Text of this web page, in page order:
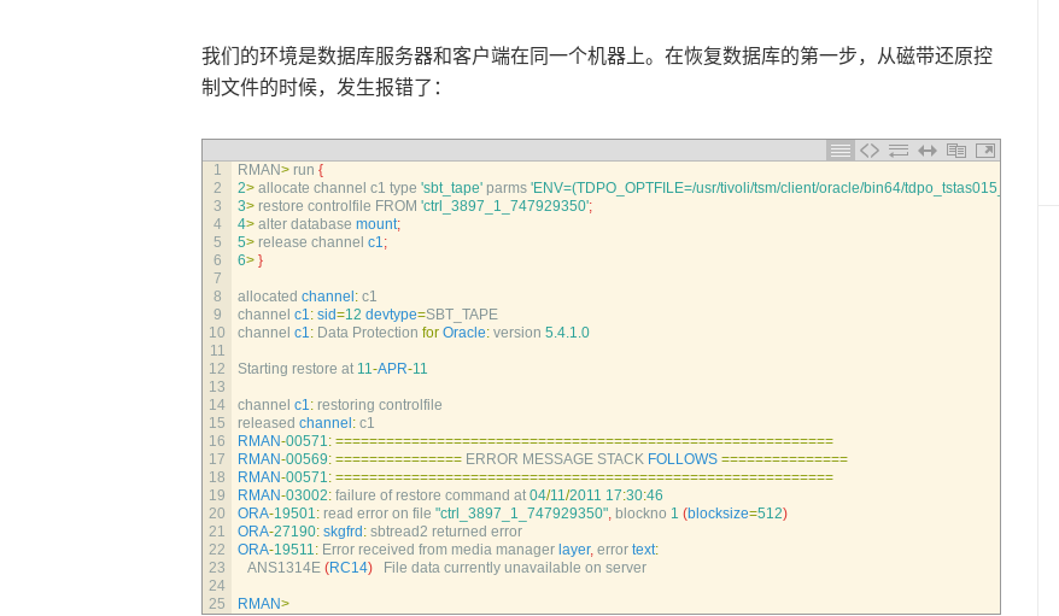
我们的环境是数据库服务器和客户端在同一个机器上。在恢复数据库的第一步，从磁带还原控
制文件的时候，发生报错了：
1
2
3
4
5
6
7
8
9
10
11
12
13
14
15
16
17
18
19
20
21
22
23
24
25
RMAN> run {
2> allocate channel c1 type 'sbt_tape' parms 'ENV=(TDPO_OPTFILE=/usr/tivoli/tsm/client/oracle/bin64/tdpo_tstas015_d.opt)'
3> restore controlfile FROM 'ctrl_3897_1_747929350';
4> alter database mount;
5> release channel c1;
6> }
allocated channel : c1
channel c1: sid=12 devtype=SBT_TAPE
channel c1: Data Protection for Oracle: version 5.4.1.0
Starting restore at 11-APR-11
channel c1: restoring controlfile
released channel : c1
RMAN-00571: ===========================================================
RMAN-00569: =============== ERROR MESSAGE STACK FOLLOWS ===============
RMAN-00571: ===========================================================
RMAN-03002: failure of restore command at 04/11/2011 17:30:46
ORA-19501: read error on file "ctrl_3897_1_747929350", blockno 1 (blocksize=512)
ORA-27190: skgfrd : sbtread2 returned error
ORA-19511: Error received from media manager layer, error text:
ANS1314E (RC14) File data currently unavailable on server
RMAN>